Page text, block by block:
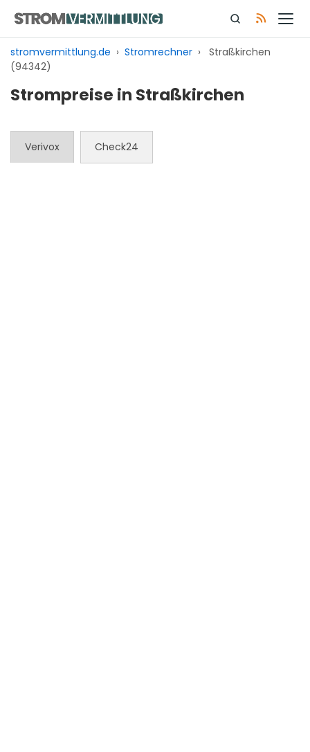
Inhalt
springen
stromvermittlung.de › Stromrechner › Straßkirchen
(94342)
Strompreise in Straßkirchen
Verivox Check24